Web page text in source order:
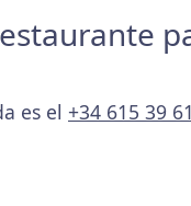
es el +34 615 39